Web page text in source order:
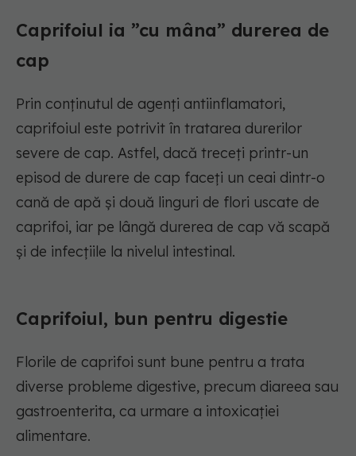
Caprifoiul ia ”cu mâna” durerea de
cap
Prin conținutul de agenți antiinflamatori,
caprifoiul este potrivit în tratarea durerilor
severe de cap. Astfel, dacă treceți printr-un
episod de durere de cap faceți un ceai dintr-o
cană de apă și două linguri de flori uscate de
caprifoi, iar pe lângă durerea de cap vă scapă
și de infecțiile la nivelul intestinal.
Caprifoiul, bun pentru digestie
Florile de caprifoi sunt bune pentru a trata
diverse probleme digestive, precum diareea sau
gastroenterita, ca urmare a intoxicației
alimentare.